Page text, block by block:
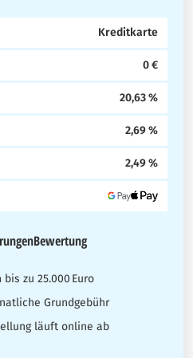
Kreditkarte
0 €
20,63 %
2,69 %
2,49 %
Bewertung
zu 25.000 Euro
Grundgebühr
läuft online ab